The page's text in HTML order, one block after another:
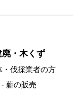
廃・木くず
・伐採業者の方
薪の販売